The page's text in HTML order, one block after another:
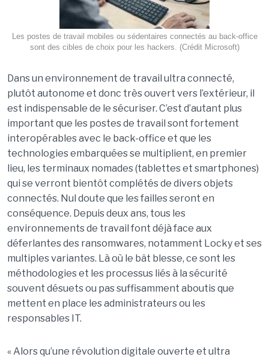
Les postes de travail mobiles ou sédentaires connectés au back-office
sont des cibles de choix pour les hackers. (Crédit Microsoft)
Dans un environnement de travail ultra connecté,
plutôt autonome et donc très ouvert vers l’extérieur, il
est indispensable de le sécuriser. C’est d’autant plus
important que les postes de travail sont fortement
interopérables avec le back-office et que les
technologies embarquées se multiplient, en premier
lieu, les terminaux nomades (tablettes et smartphones)
qui se verront bientôt complétés de divers objets
connectés. Nul doute que les failles seront en
conséquence. Depuis deux ans, tous les
environnements de travail font déjà face aux
déferlantes des ransomwares, notamment Locky et ses
multiples variantes. Là où le bât blesse, ce sont les
méthodologies et les processus liés à la sécurité
souvent désuets ou pas suffisamment aboutis que
mettent en place les administrateurs ou les
responsables IT.
« Alors qu’une révolution digitale ouverte et ultra